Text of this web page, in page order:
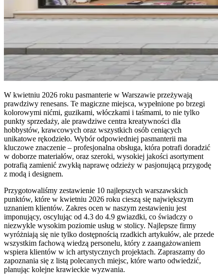
W kwietniu 2026 roku pasmanterie w Warszawie przeżywają
prawdziwy renesans. Te magiczne miejsca, wypełnione po brzegi
kolorowymi nićmi, guzikami, włóczkami i taśmami, to nie tylko
punkty sprzedaży, ale prawdziwe centra kreatywności dla
hobbystów, krawcowych oraz wszystkich osób ceniących
unikatowe rękodzieło. Wybór odpowiedniej pasmanterii ma
kluczowe znaczenie – profesjonalna obsługa, która potrafi doradzić
w doborze materiałów, oraz szeroki, wysokiej jakości asortyment
potrafią zamienić zwykłą naprawę odzieży w pasjonującą przygodę
z modą i designem.
Przygotowaliśmy zestawienie 10 najlepszych warszawskich
punktów, które w kwietniu 2026 roku cieszą się największym
uznaniem klientów. Zakres ocen w naszym zestawieniu jest
imponujący, oscylując od 4.3 do 4.9 gwiazdki, co świadczy o
niezwykle wysokim poziomie usług w stolicy. Najlepsze firmy
wyróżniają się nie tylko dostępnością rzadkich artykułów, ale przede
wszystkim fachową wiedzą personelu, który z zaangażowaniem
wspiera klientów w ich artystycznych projektach. Zapraszamy do
zapoznania się z listą polecanych miejsc, które warto odwiedzić,
planując kolejne krawieckie wyzwania.